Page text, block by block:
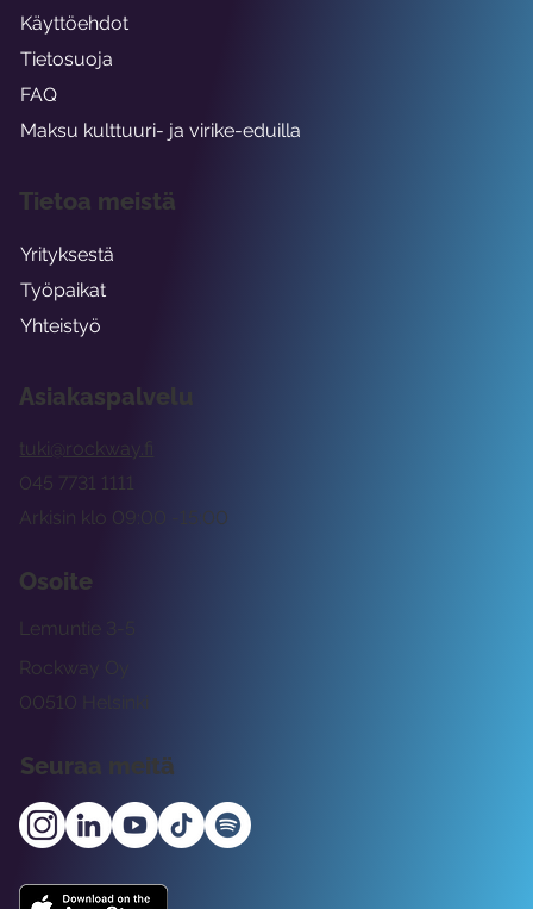
Asiakaspalvelu
tuki@rockway.fi
Arkisin klo 09:00 -15:00
045 7731 1111
Osoite
Rockway Oy
Lemuntie 3-5
00510 Helsinki
Seuraa meitä
Käyttöehdot
Tietosuoja
FAQ
Maksu kulttuuri- ja virike-eduilla
Tietoa meistä
Yrityksestä
Työpaikat
Yhteistyö